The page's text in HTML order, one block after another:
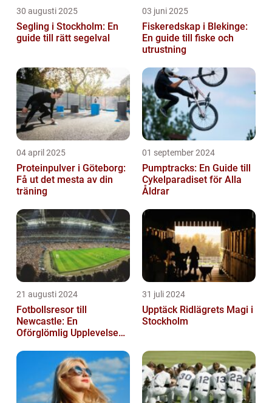
30 augusti 2025
Segling i Stockholm: En
guide till rätt segelval
03 juni 2025
Fiskeredskap i Blekinge:
En guide till fiske och
utrustning
04 april 2025
Proteinpulver i Göteborg:
Få ut det mesta av din
träning
01 september 2024
Pumptracks: En Guide till
Cykelparadiset för Alla
Åldrar
21 augusti 2024
Fotbollsresor till
Newcastle: En
Oförglömlig Upplevelse
31 juli 2024
Upptäck Ridlägrets Magi i
Stockholm